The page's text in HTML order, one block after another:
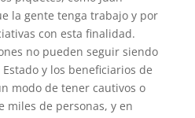
la gente tenga trabajo y por
con esta finalidad.
no pueden seguir siendo
y los beneficiarios de
modo de tener cautivos o
miles de personas, y en